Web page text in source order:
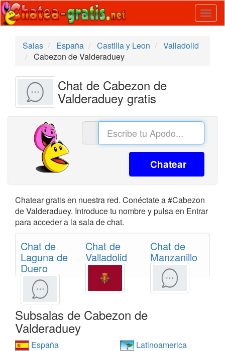
Salas
España Castilla y Leon
Valladolid
Cabezon de Valderaduey
Chat de Cabezon de
Valderaduey gratis
Chatear
Chatear gratis en nuestra red. Conéctate a #Cabezon
de Valderaduey. Introduce tu nombre y pulsa en Entrar
para acceder a la sala de chat.
Chat de
Laguna de
Duero
Chat de
Valladolid
Chat de
Manzanillo
Subsalas de Cabezon de
Valderaduey
España
Latinoamerica